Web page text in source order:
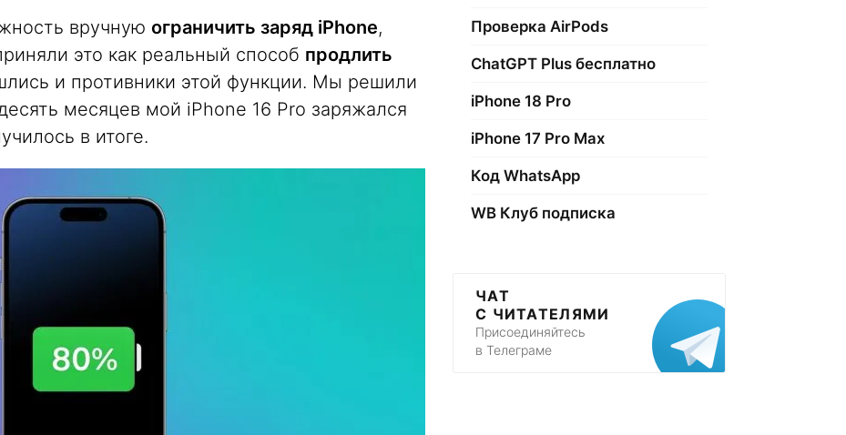
вручную ограничить заряд iPhone,
это как реальный способ продлить
и противники этой функции. Мы решили
месяцев мой iPhone 16 Pro заряжался
в итоге.
Проверка AirPods
ChatGPT Plus бесплатно
iPhone 18 Pro
iPhone 17 Pro Max
Код WhatsApp
WB Клуб подписка
ЧАТ
С ЧИТАТЕЛЯМИ
Присоединяйтесь
в Телеграме